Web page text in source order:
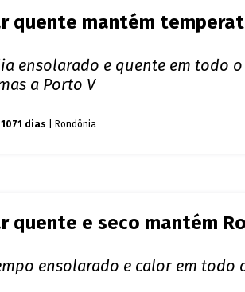
quente mantém
ensolarado e quente em todo
a Porto V
1071 dias | Rondônia
quente e seco mantém
ensolarado e calor em todo